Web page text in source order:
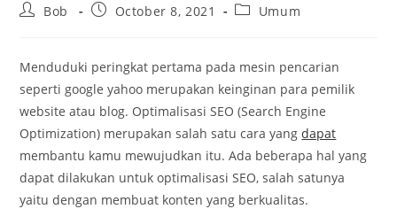
PostBob
PostOctober 8, 2021
PostUmum
Menduduki peringkat pertama pada mesin pencarian
seperti google yahoo merupakan keinginan para pemilik
website atau blog. Optimalisasi SEO (Search Engine
Optimization) merupakan salah satu cara yangdapat
membantu kamu mewujudkan itu. Ada beberapa hal yang
dapat dilakukan untuk optimalisasi SEO, salah satunya
yaitu dengan membuat konten yang berkualitas.